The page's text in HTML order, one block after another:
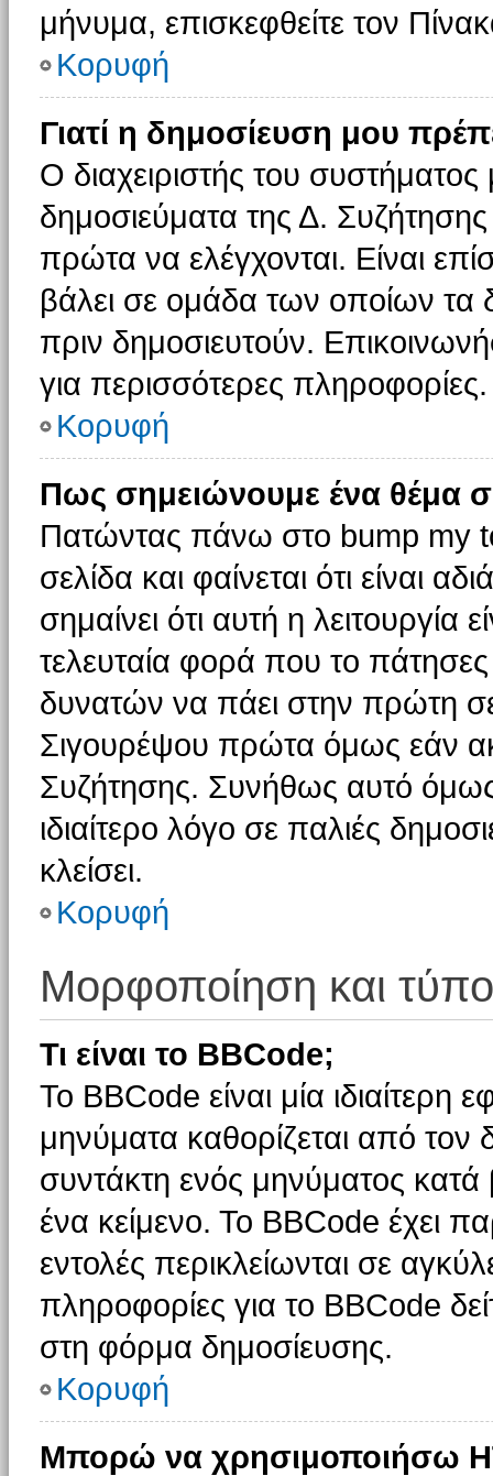
μήνυμα, επισκεφθείτε τον
Κορυφή
Γιατί η δημοσίευση μου
Ο διαχειριστής του συστήματος
δημοσιεύματα της Δ.
πρώτα να ελέγχονται. Είναι
βάλει σε ομάδα των οποίων τα
πριν δημοσιευτούν.
για περισσότερες πληροφορίες.
Κορυφή
Πως σημειώνουμε ένα θέμα
Πατώντας πάνω στο bump my
σελίδα και φαίνεται ότι είναι
σημαίνει ότι αυτή η λειτουργία
τελευταία φορά που το πάτησες
δυνατών να πάει στην πρώτη
Σιγουρέψου πρώτα όμως εάν
Συζήτησης. Συνήθως αυτό όμως
ιδιαίτερο λόγο σε παλιές
κλείσει.
Κορυφή
Μορφοποίηση και
Τι είναι το BBCode;
Το BBCode είναι μία
μηνύματα καθορίζεται από τον
συντάκτη ενός μηνύματος
ένα κείμενο. Το BBCode έχει
εντολές περικλείωνται σε
πληροφορίες για το BBCode
στη φόρμα δημοσίευσης.
Κορυφή
Μπορώ να χρησιμοποιήσω